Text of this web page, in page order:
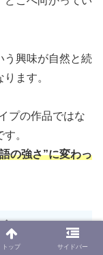
う興味が自然と続
ます。
プの作品ではな
。
の強さ”に変わっ
｜FFらしい
トップ サイドバー